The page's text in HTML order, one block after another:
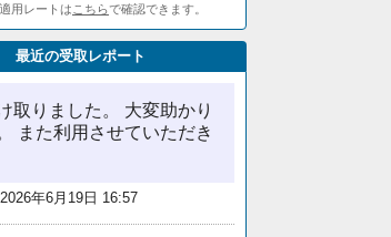
用レートは こちらで確認できます。
最近の受取レポート
取りました。 大変助かり
また利用させていただき
2026年6月19日 16:57